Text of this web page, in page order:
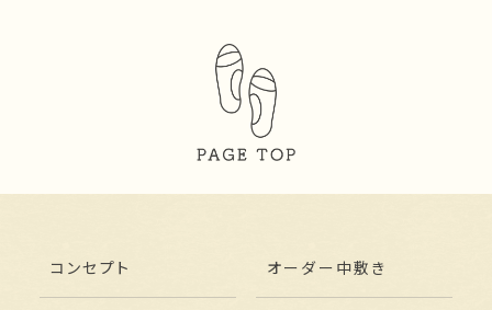
コンセプト オーダー中敷き